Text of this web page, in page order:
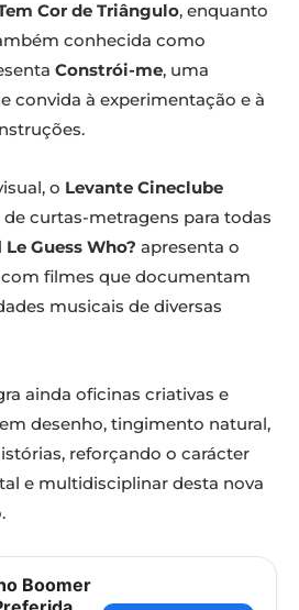
Cor de Triângulo, enquanto
conhecida como
Constrói-me, uma
convida à experimentação e à
o Levante Cineclube
curtas-metragens para todas
Le Guess Who? apresenta o
com filmes que documentam
musicais de diversas
ainda oficinas criativas e
desenho, tingimento natural,
reforçando o carácter
e multidisciplinar desta nova
Boomer